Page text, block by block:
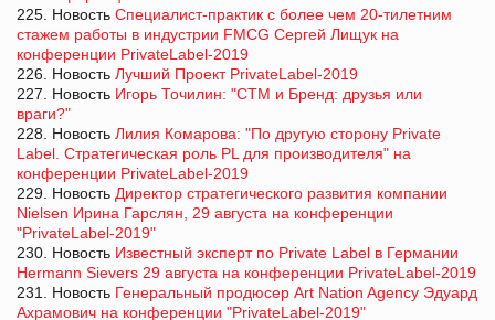
225. Новость Специалист-практик с более чем 20-тилетним
стажем работы в индустрии FMCG Сергей Лищук на
конференции PrivateLabel-2019
226. Новость Лучший Проект PrivateLabel-2019
227. Новость Игорь Точилин: "СТМ и Бренд: друзья или
враги?"
228. Новость Лилия Комарова: "По другую сторону Private
Label. Стратегическая роль PL для производителя" на
конференции PrivateLabel-2019
229. Новость Директор стратегического развития компании
Nielsen Ирина Гарслян, 29 августа на конференции
"PrivateLabel-2019"
230. Новость Известный эксперт по Private Label в Германии
Hermann Sievers 29 августа на конференции PrivateLabel-2019
231. Новость Генеральный продюсер Art Nation Agency Эдуард
Ахрамович на конференции "PrivateLabel-2019"